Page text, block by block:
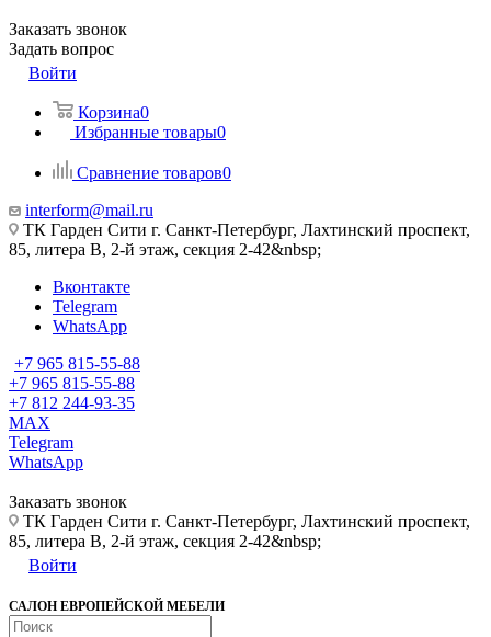
Заказать звонок
Задать вопрос
Войти
Корзина0
Избранные товары0
Сравнение товаров0
interform@mail.ru
ТК Гарден Сити г. Санкт-Петербург, Лахтинский проспект,
85, литера В, 2-й этаж, секция 2-42&nbsp;
Вконтакте
Telegram
WhatsApp
+7 965 815-55-88
+7 965 815-55-88
+7 812 244-93-35
MAX
Telegram
WhatsApp
Заказать звонок
ТК Гарден Сити г. Санкт-Петербург, Лахтинский проспект,
85, литера В, 2-й этаж, секция 2-42&nbsp;
Войти
САЛОН ЕВРОПЕЙСКОЙ МЕБЕЛИ